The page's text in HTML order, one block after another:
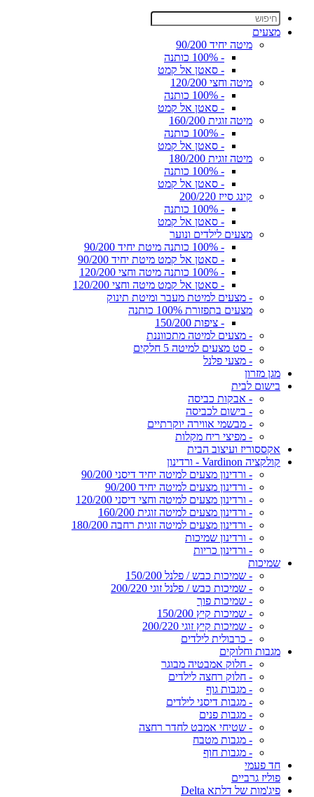
מצעים
מיטה יחיד 90/200
- 100% כותנה
- סאטן אל קמט
מיטה וחצי 120/200
- 100% כותנה
- סאטן אל קמט
מיטה זוגית 160/200
- 100% כותנה
- סאטן אל קמט
מיטה זוגית 180/200
- 100% כותנה
- סאטן אל קמט
קינג סייז 200/220
- 100% כותנה
- סאטן אל קמט
מצעים לילדים ונוער
- 100% כותנה מיטת יחיד 90/200
- סאטן אל קמט מיטת יחיד 90/200
- 100% כותנה מיטה וחצי 120/200
- סאטן אל קמט מיטה וחצי 120/200
- מצעים למיטת מעבר ומיטת תינוק
מצעים בתפזורת 100% כותנה
- ציפות 150/200
- מצעים למיטה מתכווננת
- סט מצעים למיטה 5 חלקים
- מצעי פלנל
מגן מזרון
בישום לבית
- אבקות כביסה
- בישום לכביסה
- מבשמי אווירה יוקרתיים
- מפיצי ריח מקלות
אקססוריז ועיצוב הבית
קולקציה Vardinon - ורדינון
- ורדינון מצעים למיטה יחיד דיסני 90/200
- ורדינון מצעים למיטה יחיד 90/200
- ורדינון מצעים למיטה וחצי דיסני 120/200
- ורדינון מצעים למיטה זוגית 160/200
- ורדינון מצעים למיטה זוגית רחבה 180/200
- ורדינון שמיכות
- ורדינון כריות
שמיכות
- שמיכות כבש / פלנל 150/200
- שמיכות כבש / פלנל זוגי 200/220
- שמיכות פוך
- שמיכות קיץ 150/200
- שמיכות קיץ זוגי 200/220
- כרבולית לילדים
מגבות וחלוקים
- חלוק אמבטיה מבוגר
- חלוק רחצה לילדים
- מגבות גוף
- מגבות דיסני לילדים
- מגבות פנים
- שטיחי אמבט לחדר רחצה
- מגבות מטבח
- מגבות חוף
חד פעמי
פוליז גרביים
פיג'מות של דלתא Delta